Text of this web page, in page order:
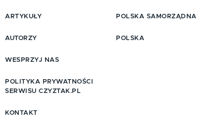
ARTYKUŁY
AUTORZY
POLSKA SAMORZĄDNA
POLSKA
WESPRZYJ NAS
POLITYKA PRYWATNOŚCI
SERWISU CZYZTAK.PL
KONTAKT